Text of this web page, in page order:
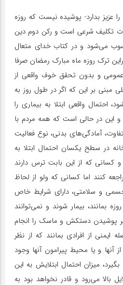
را عزیز بدارد- پوشیده نیست که روزه
تکلیف شرعی است و رکن دوم دین
می‌شود و در کتاب خدای متعال
ترک روزه ماه مبارک رمضان صرفا
و بدون تحقق خوف واقعی از
بر این که اگر در طول روز به
احتمال واقعی ابتلا به بیماری را
این در حالی است که همه مردم با
آمادگی‌‌‌های بدنی، نوع فعالیت
در سطح یکسان احتمال ابتلا به
و کسانی که از این بابت ترس دارند
کنند اما کسانی که ولو از لحاظ
و سلامتی، دارای شرایط خاص
بمانند، بیمار شوند و نمی‌توانند
پوشیدن دستکش و ماسک را انجام
ایمنی از افرادی بمانند که از نظر
آنها و یا محیط پیرامون آنها وجود
بگیرد، میزان احتمال ابتلایش به این
بالا می‌رود و قادر نخواهد بود به